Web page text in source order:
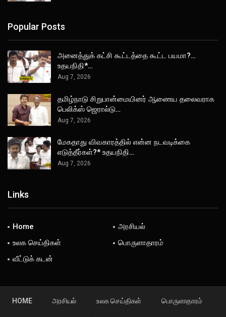
Popular Posts
அனைத்துக் கட்சி கூட்டத்தை கூட்ட பயமா?…
உதயநிதி*…
Aug 7, 2026
தமிழ்நாடு சிறுபான்மையினர் ஆணைய தலைவராக
பெலிக்ஸ் ஜெரால்டு…
Aug 7, 2026
மேகதாது விவகாரத்தில் என்ன நடவடிக்கை
எடுத்தீர்கள்?* உதயநிதி…
Aug 7, 2026
Links
Home
அரசியல்
உலக செய்திகள்
பொருளாதாரம்
வீட்டுக் கடன்
HOME அரசியல் உலக செய்திகள் பொருளாதாரம்